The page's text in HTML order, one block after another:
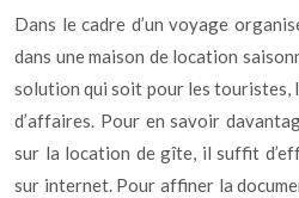
Dans le cadre d’un voyage
dans une maison de location
solution qui soit pour les touristes,
d’affaires. Pour en savoir
sur la location de gîte, il suffit
sur internet. Pour affiner la